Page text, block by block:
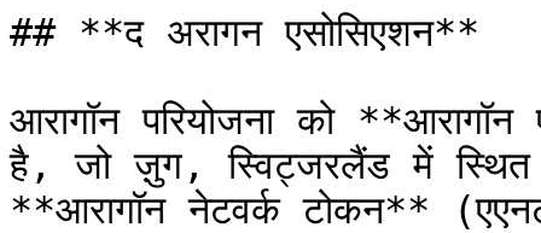
## **द अरागन एसोसिएशन**
आरागॉन परियोजना को **आरागॉन
है, जो ज़ुग, स्विट्जरलैंड में
**आरागॉन नेटवर्क टोकन**